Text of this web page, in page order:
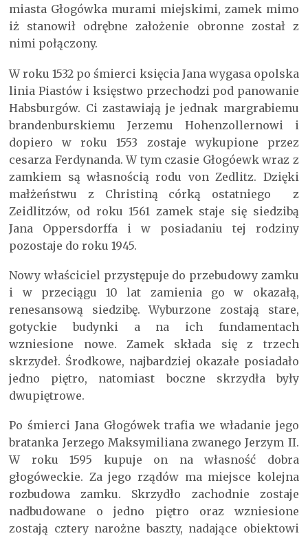
miasta Głogówka murami miejskimi, zamek mimo
iż stanowił odrębne założenie obronne został z
nimi połączony.
W roku 1532 po śmierci księcia Jana wygasa opolska
linia Piastów i księstwo przechodzi pod panowanie
Habsburgów. Ci zastawiają je jednak margrabiemu
brandenburskiemu Jerzemu Hohenzollernowi i
dopiero w roku 1553 zostaje wykupione przez
cesarza Ferdynanda. W tym czasie Głogóewk wraz z
zamkiem są własnością rodu von Zedlitz. Dzięki
małżeństwu z Christiną córką ostatniego z
Zeidlitzów, od roku 1561 zamek staje się siedzibą
Jana Oppersdorffa i w posiadaniu tej rodziny
pozostaje do roku 1945.
Nowy właściciel przystępuje do przebudowy zamku
i w przeciągu 10 lat zamienia go w okazałą,
renesansową siedzibę. Wyburzone zostają stare,
gotyckie budynki a na ich fundamentach
wzniesione nowe. Zamek składa się z trzech
skrzydeł. Środkowe, najbardziej okazałe posiadało
jedno piętro, natomiast boczne skrzydła były
dwupiętrowe.
Po śmierci Jana Głogówek trafia we władanie jego
bratanka Jerzego Maksymiliana zwanego Jerzym II.
W roku 1595 kupuje on na własność dobra
głogóweckie. Za jego rządów ma miejsce kolejna
rozbudowa zamku. Skrzydło zachodnie zostaje
nadbudowane o jedno piętro oraz wzniesione
zostają cztery narożne baszty, nadające obiektowi